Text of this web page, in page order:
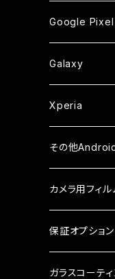
セラミックフィルム
セラミックフィルム
ガラスフィルム
セラミックフィルム
iPhoneXSMax
ガラスフィルム
セラミックフィルム
ケース
ガラスフィルム
ケース
ガラスフィルム
セラミックフィルム
iPhone7
ガラスフィルム
セラミックフィルム
iPhone6s
ガラスフィルム
ケース・カバー
iPhone6
ガラスフィルム
ケース・カバー
iPhone6Plus
ガラスフィルム
ケース
iPhone6sPlus
ガラスフィルム
ケース
iPhone7Plus
ガラスフィルム
ケース
iPhone8Plus
ガラスフィルム
ケース
Google Pixel
ガラスフィルム
セラミックフィ
ケース
Galaxy
ガラスフィルム
セラミックフィ
ケース
Xperia
ガラスフィルム
その他
AQUOS
ガラスフィルム
arrows
ガラスフィルム
シンプルスマホ
カメラ用フィル
iPhone
iPhone17e
Android
保証オプション
ガラスコーテ